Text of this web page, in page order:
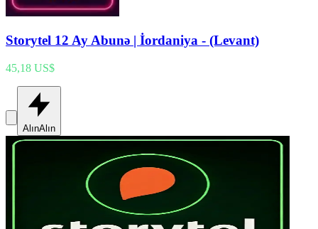
Storytel 12 Ay Abunə | İordaniya - (Levant)
45,18 US$
AlınAlın